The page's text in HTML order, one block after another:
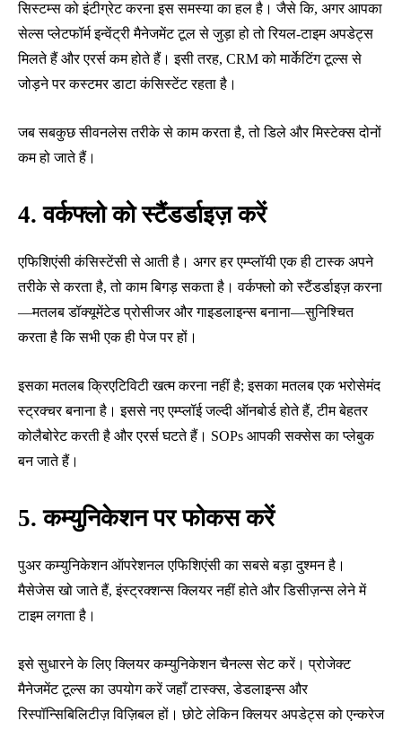
सिस्टम्स को इंटीग्रेट करना इस समस्या का हल है। जैसे कि, अगर आपका
सेल्स प्लेटफॉर्म इन्वेंट्री मैनेजमेंट टूल से जुड़ा हो तो रियल-टाइम अपडेट्स
मिलते हैं और एरर्स कम होते हैं। इसी तरह, CRM को मार्केटिंग टूल्स से
जोड़ने पर कस्टमर डाटा कंसिस्टेंट रहता है।
जब सबकुछ सीवनलेस तरीके से काम करता है, तो डिले और मिस्टेक्स दोनों
कम हो जाते हैं।
4. वर्कफ्लो को स्टैंडर्डाइज़ करें
एफिशिएंसी कंसिस्टेंसी से आती है। अगर हर एम्प्लॉयी एक ही टास्क अपने
तरीके से करता है, तो काम बिगड़ सकता है। वर्कफ्लो को स्टैंडर्डाइज़ करना
—मतलब डॉक्यूमेंटेड प्रोसीजर और गाइडलाइन्स बनाना—सुनिश्चित
करता है कि सभी एक ही पेज पर हों।
इसका मतलब क्रिएटिविटी खत्म करना नहीं है; इसका मतलब एक भरोसेमंद
स्ट्रक्चर बनाना है। इससे नए एम्प्लॉई जल्दी ऑनबोर्ड होते हैं, टीम बेहतर
कोलैबोरेट करती है और एरर्स घटते हैं। SOPs आपकी सक्सेस का प्लेबुक
बन जाते हैं।
5. कम्युनिकेशन पर फोकस करें
पुअर कम्युनिकेशन ऑपरेशनल एफिशिएंसी का सबसे बड़ा दुश्मन है।
मैसेजेस खो जाते हैं, इंस्ट्रक्शन्स क्लियर नहीं होते और डिसीज़न्स लेने में
टाइम लगता है।
इसे सुधारने के लिए क्लियर कम्युनिकेशन चैनल्स सेट करें। प्रोजेक्ट
मैनेजमेंट टूल्स का उपयोग करें जहाँ टास्क्स, डेडलाइन्स और
रिस्पॉन्सिबिलिटीज़ विज़िबल हों। छोटे लेकिन क्लियर अपडेट्स को एन्करेज